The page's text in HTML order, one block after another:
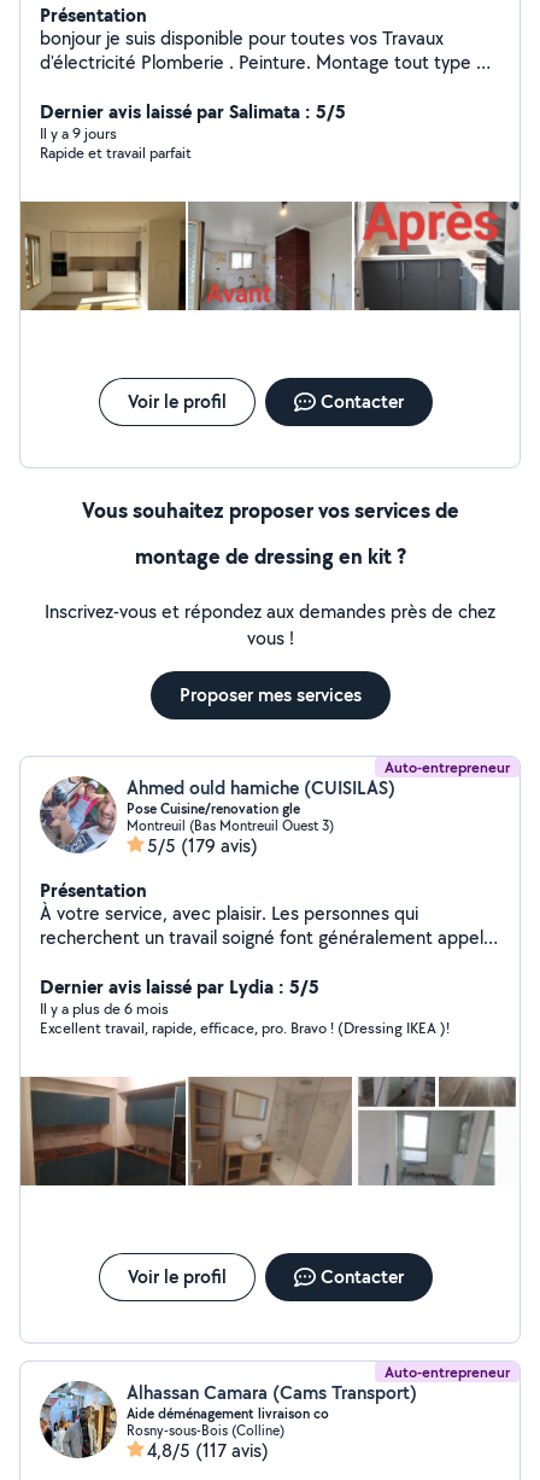
Présentation
bonjour je suis disponible pour toutes vos Travaux
d'électricité Plomberie . Peinture. Montage tout type de
dynamique
Dernier avis laissé par Salimata : 5/5
Il y a 9 jours
Rapide et travail parfait
Voir le profil Contacter
Vous souhaitez proposer vos services de
montage de dressing en kit ?
Inscrivez-vous et répondez aux demandes près de chez
vous !
Proposer mes services
Auto-entrepreneur
Ahmed ould hamiche (CUISILAS)
Pose Cuisine/renovation gle
Montreuil (Bas Montreuil Ouest 3)
5/5 (179 avis)
Présentation
À votre service, avec plaisir. Les personnes qui
recherchent un travail soigné font généralement appel à
Dernier avis laissé par Lydia : 5/5
Il y a plus de 6 mois
Excellent travail, rapide, efficace, pro. Bravo ! (Dressing IKEA )!
Voir le profil Contacter
Auto-entrepreneur
Alhassan Camara (Cams Transport)
Aide déménagement livraison co
Rosny-sous-Bois (Colline)
4,8/5 (117 avis)